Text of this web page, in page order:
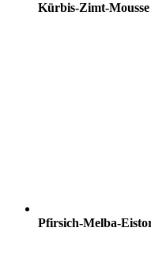
Kürbis-Zimt-
Pfirsich-Melba-